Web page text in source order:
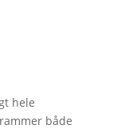
hele
både